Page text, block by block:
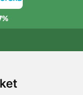
felett: 80 EUR